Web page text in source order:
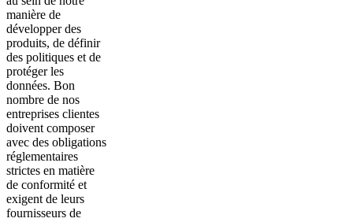
manière de
développer des
produits, de définir
des politiques et de
protéger les
données. Bon
nombre de nos
entreprises clientes
doivent composer
avec des obligations
réglementaires
strictes en matière
de conformité et
exigent de leurs
fournisseurs de